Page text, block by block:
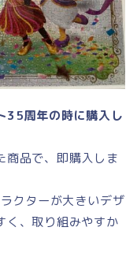
35周年の時に購入し
商品で、即購入しま
クターが大きいデザ
く、取り組みやすか